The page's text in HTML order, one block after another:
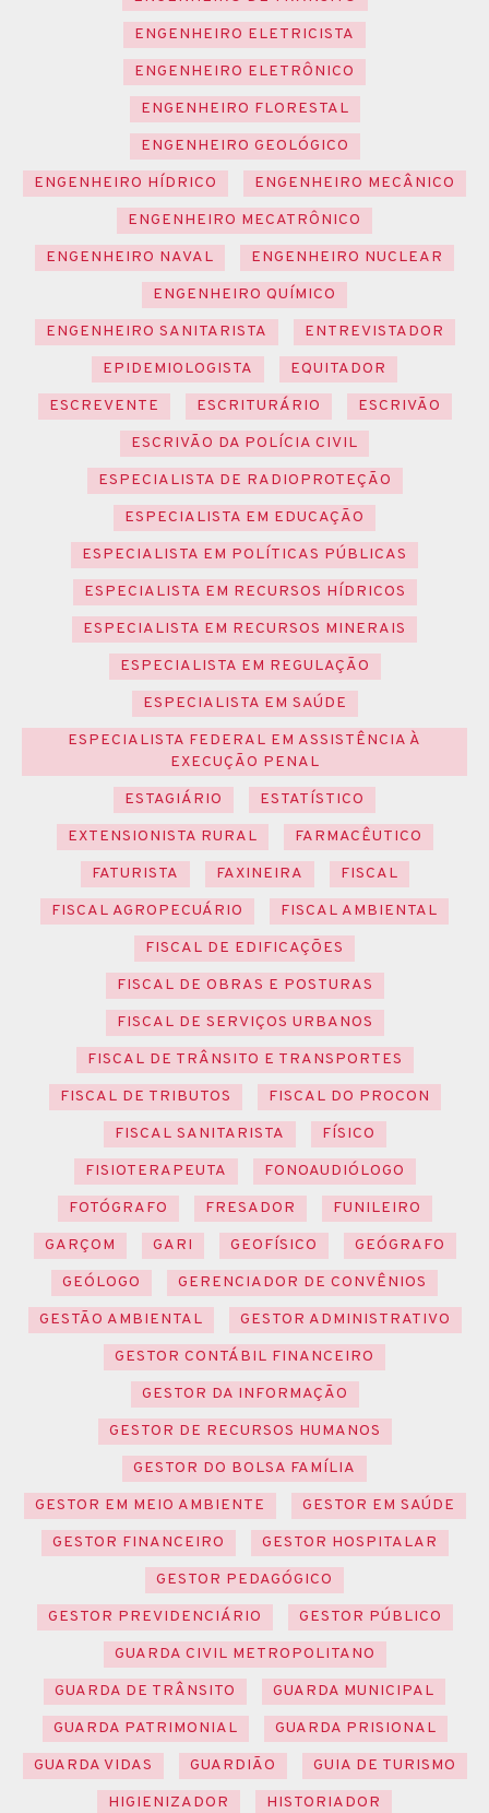
ENGENHEIRO ELETRICISTA
ENGENHEIRO ELETRÔNICO
ENGENHEIRO FLORESTAL
ENGENHEIRO GEOLÓGICO
ENGENHEIRO HÍDRICO
ENGENHEIRO MECÂNICO
ENGENHEIRO MECATRÔNICO
ENGENHEIRO NAVAL
ENGENHEIRO NUCLEAR
ENGENHEIRO QUÍMICO
ENGENHEIRO SANITARISTA
ENTREVISTADOR
EPIDEMIOLOGISTA
EQUITADOR
ESCREVENTE
ESCRITURÁRIO
ESCRIVÃO
ESCRIVÃO DA POLÍCIA CIVIL
ESPECIALISTA DE RADIOPROTEÇÃO
ESPECIALISTA EM EDUCAÇÃO
ESPECIALISTA EM POLÍTICAS PÚBLICAS
ESPECIALISTA EM RECURSOS HÍDRICOS
ESPECIALISTA EM RECURSOS MINERAIS
ESPECIALISTA EM REGULAÇÃO
ESPECIALISTA EM SAÚDE
ESPECIALISTA FEDERAL EM ASSISTÊNCIA À
EXECUÇÃO PENAL
ESTAGIÁRIO
ESTATÍSTICO
EXTENSIONISTA RURAL
FARMACÊUTICO
FATURISTA
FAXINEIRA
FISCAL
FISCAL AGROPECUÁRIO
FISCAL AMBIENTAL
FISCAL DE EDIFICAÇÕES
FISCAL DE OBRAS E POSTURAS
FISCAL DE SERVIÇOS URBANOS
FISCAL DE TRÂNSITO E TRANSPORTES
FISCAL DE TRIBUTOS
FISCAL DO PROCON
FISCAL SANITARISTA
FÍSICO
FISIOTERAPEUTA
FONOAUDIÓLOGO
FOTÓGRAFO
FRESADOR
FUNILEIRO
GARÇOM
GARI GEOFÍSICO
GEÓGRAFO
GEÓLOGO
GERENCIADOR DE CONVÊNIOS
GESTÃO AMBIENTAL
GESTOR ADMINISTRATIVO
GESTOR CONTÁBIL FINANCEIRO
GESTOR DA INFORMAÇÃO
GESTOR DE RECURSOS HUMANOS
GESTOR DO BOLSA FAMÍLIA
GESTOR EM MEIO AMBIENTE
GESTOR EM SAÚDE
GESTOR FINANCEIRO
GESTOR HOSPITALAR
GESTOR PEDAGÓGICO
GESTOR PREVIDENCIÁRIO
GESTOR PÚBLICO
GUARDA CIVIL METROPOLITANO
GUARDA DE TRÂNSITO
GUARDA MUNICIPAL
GUARDA PATRIMONIAL
GUARDA PRISIONAL
GUARDA VIDAS
GUARDIÃO
GUIA DE TURISMO
HIGIENIZADOR
HISTORIADOR